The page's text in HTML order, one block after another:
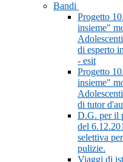
Bandi
Progetto
insieme"
di esperto
- esit
Progetto
insieme"
di tutor
D.G. per il
del
selettiva
pulizie.
Viaggi di